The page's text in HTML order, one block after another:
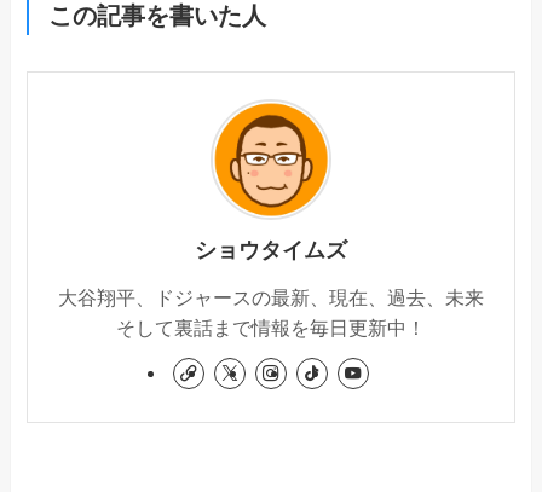
この記事を書いた人
ショウタイムズ
大谷翔平、ドジャースの最新、現在、過去、未来
そして裏話まで情報を毎日更新中！